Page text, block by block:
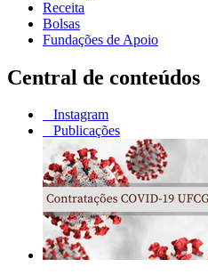
Receita
Bolsas
Fundações de Apoio
Central de conteúdos
Instagram
Publicações